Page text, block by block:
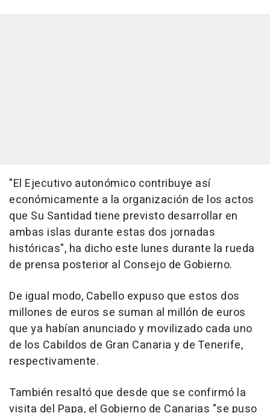
"El Ejecutivo autonómico contribuye así
económicamente a la organización de los actos
que Su Santidad tiene previsto desarrollar en
ambas islas durante estas dos jornadas
históricas", ha dicho este lunes durante la rueda
de prensa posterior al Consejo de Gobierno.
De igual modo, Cabello expuso que estos dos
millones de euros se suman al millón de euros
que ya habían anunciado y movilizado cada uno
de los Cabildos de Gran Canaria y de Tenerife,
respectivamente.
También resaltó que desde que se confirmó la
visita del Papa, el Gobierno de Canarias "se puso